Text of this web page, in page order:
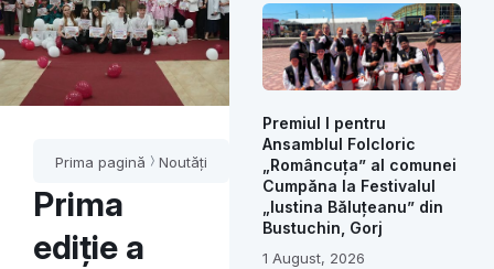
Prima pagină Noutăți
Prima
ediție a
Premiul I pentru
Ansamblul Folcloric
„Româncuța” al comunei
Cumpăna la Festivalul
„Iustina Băluțeanu” din
Bustuchin, Gorj
1 August, 2026